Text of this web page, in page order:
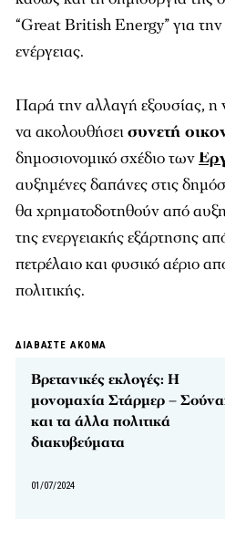
“Great British Energy” για
ενέργειας.
Παρά την αλλαγή εξουσίας, η
να ακολουθήσεισυνετή
δημοσιονομικό σχέδιο των
αυξημένες δαπάνες στις
θα χρηματοδοτηθούν από
της ενεργειακής εξάρτησης
πετρέλαιο και φυσικό αέριο
πολιτικής.
ΔΙΑΒΑΣΤΕ ΑΚΟΜΑ
Βρετανικές εκλογές: Η
μονομαχία Στάρμερ –
και τα άλλα πολιτικά
διακυβεύματα
01/07/2024